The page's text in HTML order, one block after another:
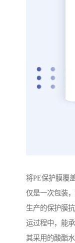
将PE保护膜覆
仅是一次包装
生产的保护膜
运过程中，能
其采用的酸酯